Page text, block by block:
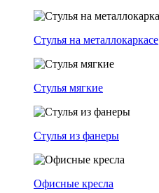
Стулья на металлокаркасе
Стулья мягкие
Стулья из фанеры
Офисные кресла